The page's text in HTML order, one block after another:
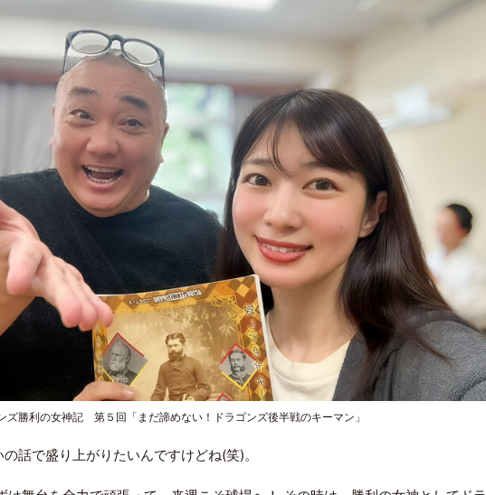
ズ勝利の女神記 第５回「まだ諦めない！ドラゴンズ後半戦のキーマン」
話で盛り上がりたいんですけどね(笑)。